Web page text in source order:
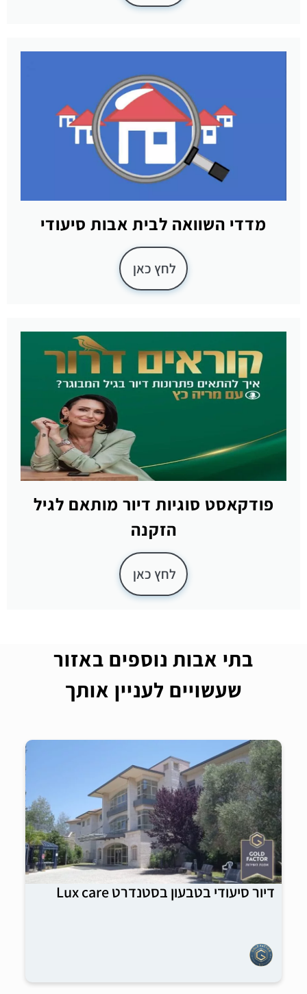
מדדי השוואה לבית אבות סיעודי
לחץ כאן
פודקאסט סוגיות דיור מותאם לגיל
הזקנה
לחץ כאן
בתי אבות נוספים באזור
שעשויים לעניין אותך
דיור סיעודי בטבעון בסטנדרט Lux care